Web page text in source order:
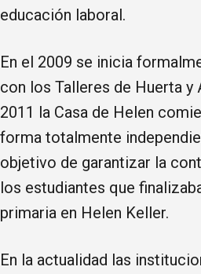
educación laboral.
En el 2009 se inicia
con los Talleres de Huerta y
2011 la Casa de Helen
forma totalmente
objetivo de garantizar la
los estudiantes que
primaria en Helen Keller.
En la actualidad las